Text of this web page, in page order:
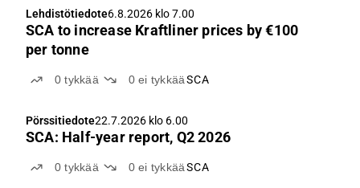
Lehdistötiedote6.8.2026 klo 7.00
SCA to increase Kraftliner prices by €100
per tonne
0tykkää 0ei tykkääSCA
Pörssitiedote22.7.2026 klo 6.00
SCA: Half-year report, Q2 2026
0tykkää 0ei tykkääSCA